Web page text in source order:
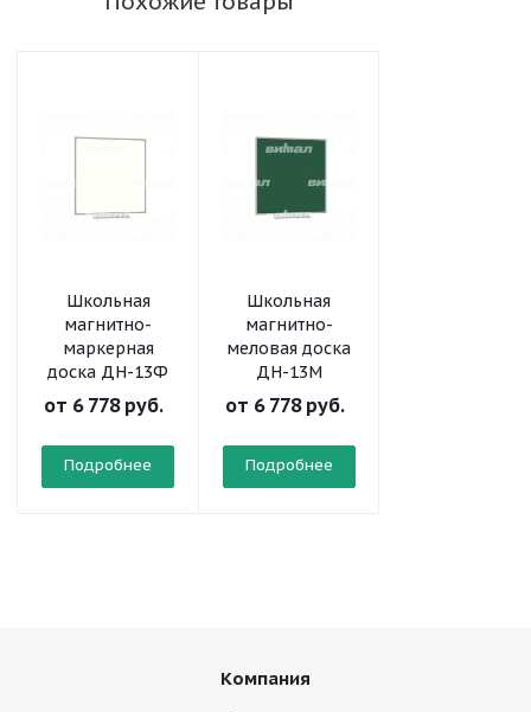
Школьная
магнитно-
маркерная
доска ДН-13Ф
от 6 778 руб.
Подробнее
Школьная
магнитно-
меловая доска
ДН-13М
от 6 778 руб.
Подробнее
Компания